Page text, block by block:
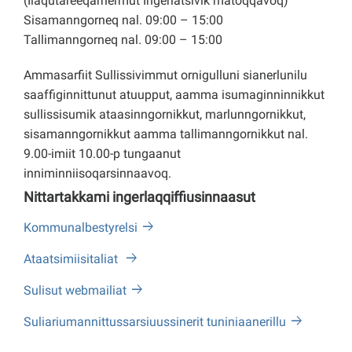
Sisamanngorneq nal. 09:00 – 15:00
Tallimanngorneq nal. 09:00 – 15:00
Ammasarfiit Sullissivimmut ornigulluni sianerlunilu
saaffiginnittunut atuupput, aamma isumaginninnikkut
sullissisumik ataasinngornikkut, marlunngornikkut,
sisamanngornikkut aamma tallimanngornikkut nal.
9.00-imiit 10.00-p tungaanut
inniminniisoqarsinnaavoq.
Nittartakkami ingerlaqqiffiusinnaasut
Kommunalbestyrelsi
Ataatsimiisitaliat
Sulisut webmailiat
Suliariumannittussarsiuussinerit tuniniaanerillu